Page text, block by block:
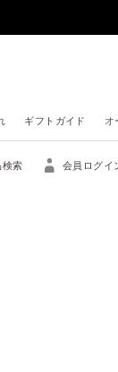
ギフトガイド オ
検索 会員ログイ